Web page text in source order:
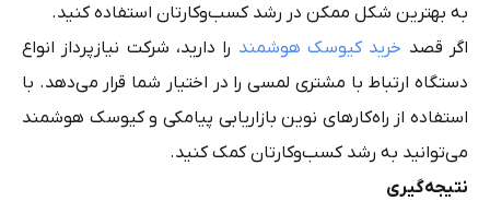
به بهترین شکل ممکن در رشد کسب‌وکارتان استفاده کنید.
اگر قصد خرید کیوسک هوشمند را دارید، شرکت نیازپرداز انواع
دستگاه ارتباط با مشتری لمسی را در اختیار شما قرار می‌دهد. با
استفاده از راه‌کارهای نوین بازاریابی پیامکی و کیوسک هوشمند
می‌توانید به رشد کسب‌وکارتان کمک کنید.
نتیجه‌گیری